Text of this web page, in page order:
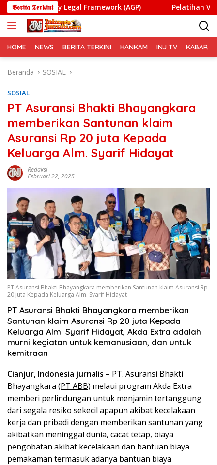
Langsung
ke
konten
𝕭𝖊𝖗𝖎𝖙𝖆 𝕿𝖊𝖗𝖐𝖎𝖓𝖎
Framework (AGP) Pelatihan Vokasi Nasional
HOME NEWS BERITA TERKINI HANKAM INJ TV KABAR
Beranda SOSIAL
SOSIAL
PT Asuransi Bhakti Bhayangkara
memberikan Santunan klaim
Asuransi Rp 20 juta Kepada
Keluarga Alm. Syarif Hidayat
Redaksi
Februari 22, 2025
PT Asuransi Bhakti Bhayangkara memberikan Santunan klaim Asuransi Rp
20 juta Kepada Keluarga Alm. Syarif Hidayat
PT Asuransi Bhakti Bhayangkara memberikan
Santunan klaim Asuransi Rp 20 juta Kepada
Keluarga Alm. Syarif Hidayat, Akda Extra adalah
murni kegiatan untuk kemanusiaan, dan untuk
kemitraan
Cianjur, Indonesia jurnalis – PT. Asuransi Bhakti
Bhayangkara (PT ABB) melaui program Akda Extra
memberi perlindungan untuk menjamin tertanggung
dari segala resiko sekecil apapun akibat kecelakaan
kerja dan pribadi dengan memberikan santunan yang
akibatkan meninggal dunia, cacat tetap, biaya
pengobatan akibat kecelakaan dan bantuan biaya
pemakaman termasuk adanya bantuan biaya